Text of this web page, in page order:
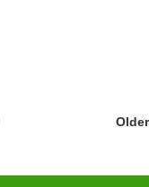
Older